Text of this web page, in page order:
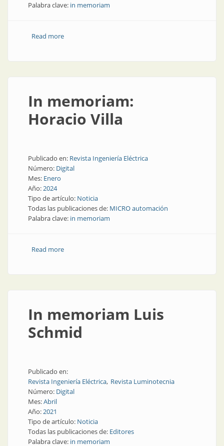
Palabra clave: in memoriam
Read moreabout In memoriam: Mario Pierucci
In memoriam:
Horacio Villa
Publicado en: Revista Ingeniería Eléctrica
Número: Digital
Mes: Enero
Año:2024
Tipo de artículo: Noticia
Todas las publicaciones de: MICRO automación
Palabra clave: in memoriam
Read moreabout In memoriam: Horacio Villa
In memoriam Luis
Schmid
Publicado en:
Revista Ingeniería Eléctrica Revista Luminotecnia
Número: Digital
Mes:Abril
Año:2021
Tipo de artículo: Noticia
Todas las publicaciones de: Editores
Palabra clave: in memoriam